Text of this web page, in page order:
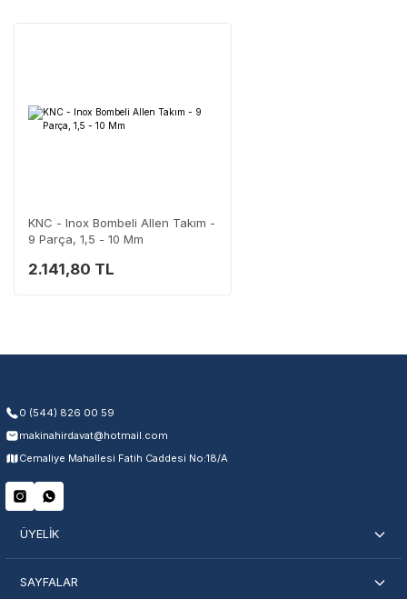
Orijinal garanti belgeli ürünler
Garanti Kapsamı
Servisi Nasıl Bulurum?
KNC - Inox Bombeli Allen Takım -
9 Parça, 1,5 - 10 Mm
2.141,80 TL
0 (544) 826 00 59
makinahirdavat@hotmail.com
Cemaliye Mahallesi Fatih Caddesi No:18/A
ÜYELİK
SAYFALAR